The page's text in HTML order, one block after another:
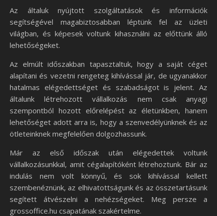
Az általuk nyújtott szolgáltatások és információk
segítségével magabiztosabban léptünk fel az üzleti
világban, és képesek voltunk kihasználni az előttünk álló
lehetőségeket.
Az elmúlt időszakban tapasztaltuk, hogy a saját céget
alapítani és vezetni rengeteg kihívással jár, de ugyanakkor
hatalmas elégedettséget és szabadságot is jelent. Az
általunk létrehozott vállalkozás nem csak anyagi
szempontból hozott előrelépést az életünkben, hanem
lehetőséget adott arra is, hogy a szenvedélyünknek és az
ötleteinknek megfelelően dolgozhassunk.
Már az első időszak után elégedettek voltunk
vállalkozásunkkal, amit cégalapítóként létrehoztunk. Bár az
indulás nem volt könnyű, és sok kihívással kellett
szembenéznünk, az elhivatottságunk és az összetartásunk
segített átvészelni a nehézségeket. Meg persze a
grossoffice.hu csapatának szakértelme.